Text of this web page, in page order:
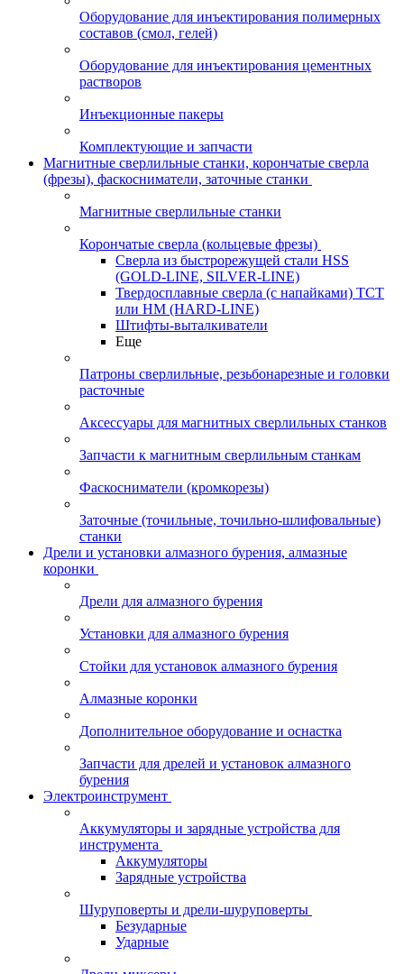
Оборудование для инъектирования полимерных
составов (смол, гелей)
Оборудование для инъектирования цементных
растворов
Инъекционные пакеры
Комплектующие и запчасти
Магнитные сверлильные станки, корончатые сверла
(фрезы), фаскосниматели, заточные станки
Магнитные сверлильные станки
Корончатые сверла (кольцевые фрезы)
Сверла из быстрорежущей стали HSS
(GOLD-LINE, SILVER-LINE)
Твердосплавные сверла (с напайками) ТСТ
или HM (HARD-LINE)
Штифты-выталкиватели
Еще
Патроны сверлильные, резьбонарезные и головки
расточные
Аксессуары для магнитных сверлильных станков
Запчасти к магнитным сверлильным станкам
Фаскосниматели (кромкорезы)
Заточные (точильные, точильно-шлифовальные)
станки
Дрели и установки алмазного бурения, алмазные
коронки
Дрели для алмазного бурения
Установки для алмазного бурения
Стойки для установок алмазного бурения
Алмазные коронки
Дополнительное оборудование и оснастка
Запчасти для дрелей и установок алмазного
бурения
Электроинструмент
Аккумуляторы и зарядные устройства для
инструмента
Аккумуляторы
Зарядные устройства
Шуруповерты и дрели-шуруповерты
Безударные
Ударные